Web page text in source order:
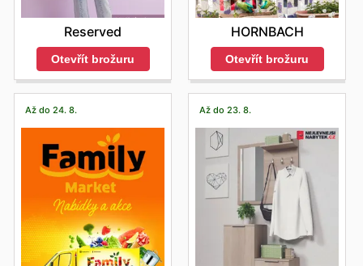
Reserved
Otevřít brožuru
HORNBACH
Otevřít brožuru
Až do 24. 8. Až do 23. 8.